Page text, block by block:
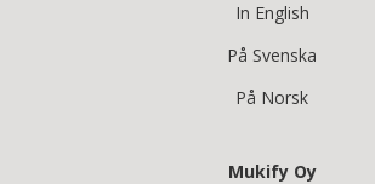
In English
På Svenska
På Norsk
Mukify Oy